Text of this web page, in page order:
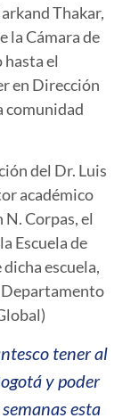
Thakar,
la Cámara de
el
en Dirección
comunidad
del Dr. Luis
académico
Corpas, el
Escuela de
escuela,
tener al
y poder
esta